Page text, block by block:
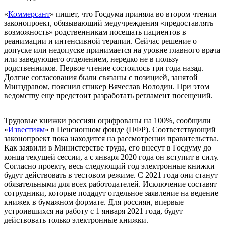
«Коммерсант» пишет, что Госдума приняла во втором чтении
законопроект, обязывающий медучреждения «предоставлять
возможность» родственникам посещать пациентов в
реанимации и интенсивной терапии. Сейчас решение о
допуске или недопуске принимается на уровне главного врача
или заведующего отделением, нередко не в пользу
родственников. Первое чтение состоялось три года назад.
Долгие согласования были связаны с позицией, занятой
Минздравом, пояснил спикер Вячеслав Володин. При этом
ведомству еще предстоит разработать регламент посещений.
Трудовые книжки россиян оцифрованы на 100%, сообщили
«Известиям» в Пенсионном фонде (ПФР). Соответствующий
законопроект пока находится на рассмотрении правительства.
Как заявили в Министерстве труда, его внесут в Госдуму до
конца текущей сессии, а с января 2020 года он вступит в силу.
Согласно проекту, весь следующий год электронные книжки
будут действовать в тестовом режиме. С 2021 года они станут
обязательными для всех работодателей. Исключение составят
сотрудники, которые подадут отдельное заявление на ведение
книжек в бумажном формате. Для россиян, впервые
устроившихся на работу с 1 января 2021 года, будут
действовать только электронные книжки.